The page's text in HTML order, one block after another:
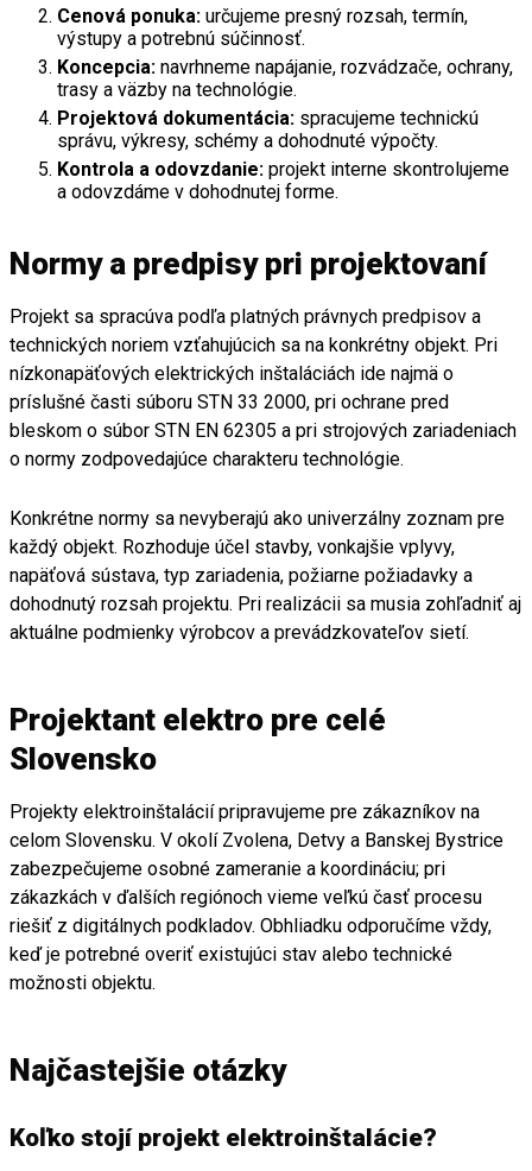
Cenová ponuka: určujeme presný rozsah, termín,
výstupy a potrebnú súčinnosť.
Koncepcia: navrhneme napájanie, rozvádzače, ochrany,
trasy a väzby na technológie.
Projektová dokumentácia: spracujeme technickú
správu, výkresy, schémy a dohodnuté výpočty.
Kontrola a odovzdanie: projekt interne skontrolujeme
a odovzdáme v dohodnutej forme.
Normy a predpisy pri projektovaní
Projekt sa spracúva podľa platných právnych predpisov a
technických noriem vzťahujúcich sa na konkrétny objekt. Pri
nízkonapäťových elektrických inštaláciách ide najmä o
príslušné časti súboru STN 33 2000, pri ochrane pred
bleskom o súbor STN EN 62305 a pri strojových zariadeniach
o normy zodpovedajúce charakteru technológie.
Konkrétne normy sa nevyberajú ako univerzálny zoznam pre
každý objekt. Rozhoduje účel stavby, vonkajšie vplyvy,
napäťová sústava, typ zariadenia, požiarne požiadavky a
dohodnutý rozsah projektu. Pri realizácii sa musia zohľadniť aj
aktuálne podmienky výrobcov a prevádzkovateľov sietí.
Projektant elektro pre celé
Slovensko
Projekty elektroinštalácií pripravujeme pre zákazníkov na
celom Slovensku. V okolí Zvolena, Detvy a Banskej Bystrice
zabezpečujeme osobné zameranie a koordináciu; pri
zákazkách v ďalších regiónoch vieme veľkú časť procesu
riešiť z digitálnych podkladov. Obhliadku odporučíme vždy,
keď je potrebné overiť existujúci stav alebo technické
možnosti objektu.
Najčastejšie otázky
Koľko stojí projekt elektroinštalácie?